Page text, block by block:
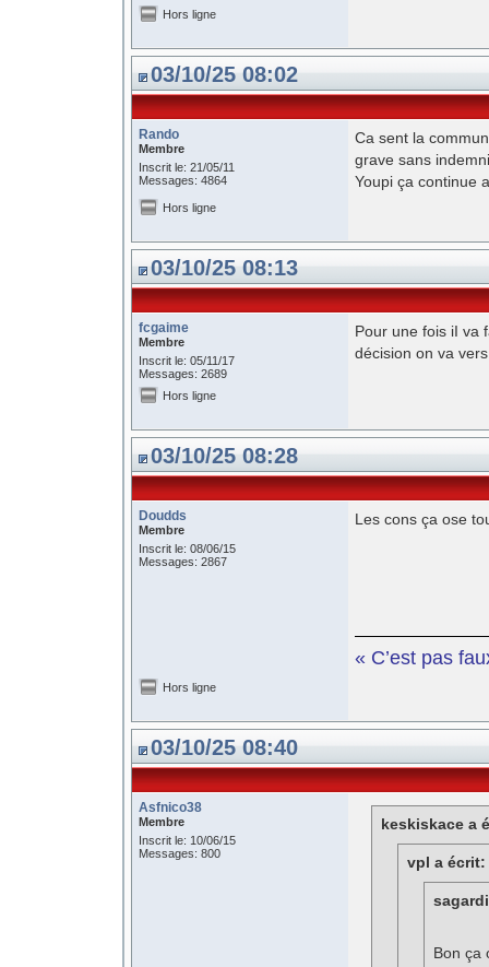
Hors ligne
03/10/25 08:02
Rando
Membre
Inscrit le: 21/05/11
Messages: 4864
Ca sent la
grave sans
Youpi ça continue
Hors ligne
03/10/25 08:13
fcgaime
Membre
Inscrit le: 05/11/17
Messages: 2689
Pour une fois iI va
décision on va
Hors ligne
03/10/25 08:28
Doudds
Membre
Inscrit le: 08/06/15
Messages: 2867
Les cons ça ose
« C’est pas
Hors ligne
03/10/25 08:40
Asfnico38
Membre
Inscrit le: 10/06/15
Messages: 800
keskiskace a
vpl a écrit:
Bon ça